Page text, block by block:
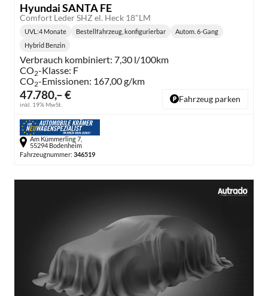
Hyundai SANTA FE
Comfort Leder SHZ el. Heck 18"LM
47.780,– €
inkl. 19% MwSt.
Lieferzeit:
UVL :4 Monate Bestellfahrzeug, konfigurierbar
Getriebe:
Autom. 6-Gang
Kraftstoff:
Hybrid Benzin
Verbrauch kombiniert: 7,30 l/100km
CO2-Klasse: F
CO2-Emissionen: 167,00 g/km
Fahrzeug parken
Am Kümmerling 7,
55294 Bodenheim
Fahrzeugnummer: 346519